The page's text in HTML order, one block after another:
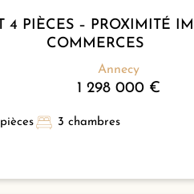
4 PIÈCES – PROXIMITÉ
COMMERCES
Annecy
1 298 000 €
3 chambres